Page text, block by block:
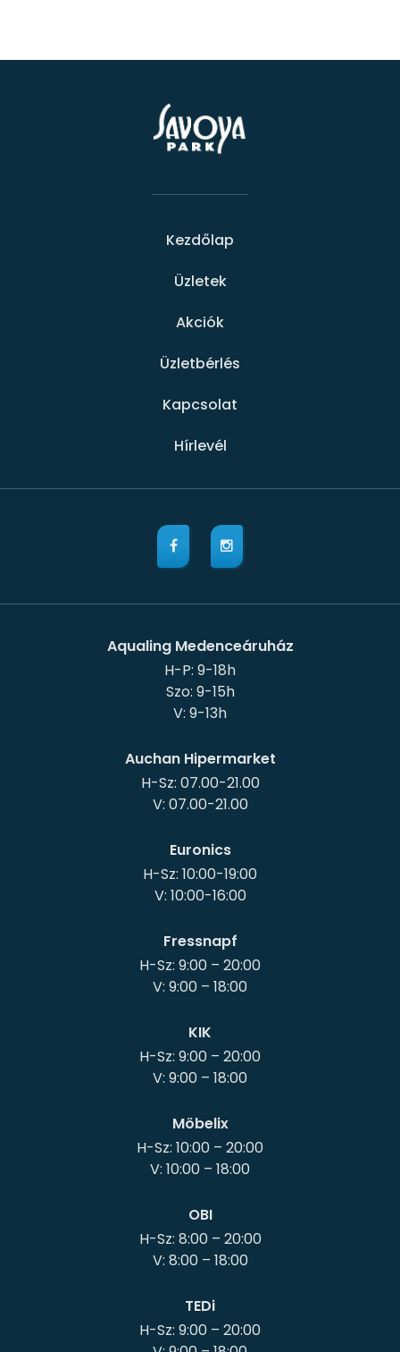
Kezdőlap
Üzletek
Akciók
Üzletbérlés
Kapcsolat
Hírlevél
Aqualing Medenceáruház
H-P: 9-18h
Szo: 9-15h
Auchan Hipermarket
H-Sz: 07.00-21.00
V: 07.00-21.00
Euronics
H-Sz: 10:00-19:00
V: 10:00-16:00
Fressnapf
H-Sz: 9:00 – 20:00
KIK
H-Sz: 9:00 – 20:00
Möbelix
H-Sz: 10:00 – 20:00
OBI
H-Sz: 8:00 – 20:00
V: 8:00 – 18:00
TEDi
H-Sz: 9:00 – 20:00